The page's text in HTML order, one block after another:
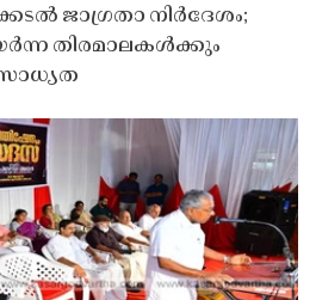
ജാഗ്രതാ നിർദേശം;
തിരമാലകൾക്കും